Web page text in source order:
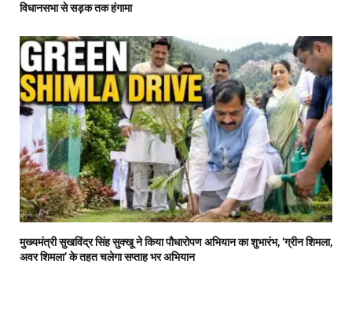
विधानसभा से सड़क तक हंगामा
मुख्यमंत्री सुखविंद्र सिंह सुक्खू ने किया पौधारोपण अभियान का शुभारंभ, ‘ग्रीन शिमला,
अवर शिमला’ के तहत चलेगा सप्ताह भर अभियान